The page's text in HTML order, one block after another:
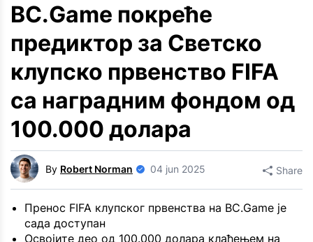
BC.Game покреће
предиктор за Светско
клупско првенство FIFA
са наградним фондом од
100.000 долара
By Robert Norman 04 jun 2025 Share
Пренос FIFA клупског првенства на BC.Game је
сада доступан
Освојите део од 100.000 долара клађењем на